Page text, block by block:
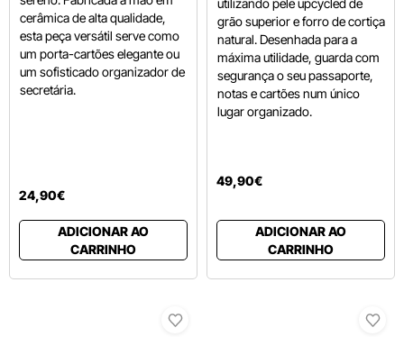
cerâmica de alta qualidade,
esta peça versátil serve como
um porta-cartões elegante ou
um sofisticado organizador de
secretária.
24,90€
ADICIONAR AO
CARRINHO
utilizando pele upcycled de
grão superior e forro de cortiça
natural. Desenhada para a
máxima utilidade, guarda com
segurança o seu passaporte,
notas e cartões num único
lugar organizado.
49,90€
ADICIONAR AO
CARRINHO